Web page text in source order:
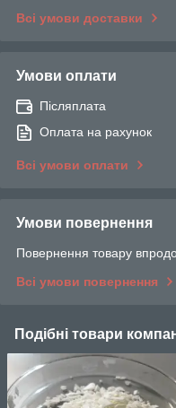
Всі умови доставки
Умови оплати
Післяплата
Оплата на рахунок
Всі умови оплати
Умови повернення
Повернення товару
Всі умови повернення
Подібні товари